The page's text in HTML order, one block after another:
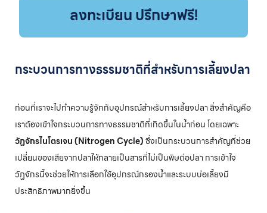
ลงทะเบียน ปรึกษาฟรี!
กระบวนการทางธรรมชาติที่สำหรับการเลี้ยงปลา
ก่อนที่เราจะไปทำความรู้จักกับอุปกรณ์สำหรับการเลี้ยงปลา สิ่งสำคัญคือ
เราต้องเข้าใจกระบวนการทางธรรมชาติที่เกิดขึ้นในน้ำก่อน โดยเฉพาะ
วัฏจักรไนโตรเจน (Nitrogen Cycle)ซึ่งเป็นกระบวนการสำคัญที่ช่วย
เปลี่ยนของเสียจากปลาให้กลายเป็นสารที่ไม่เป็นพิษต่อปลา การเข้าใจ
วัฏจักรนี้จะช่วยให้การเลือกใช้อุปกรณ์กรองน้ำและระบบบ่อเลี้ยงมี
ประสิทธิภาพมากยิ่งขึ้น